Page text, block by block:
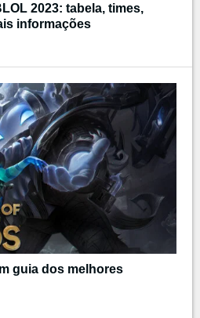
2023: tabela, times,
informações
guia dos melhores